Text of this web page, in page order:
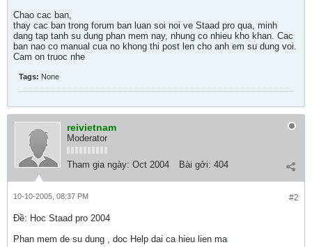
Chao cac ban,
thay cac ban trong forum ban luan soi noi ve Staad pro qua, minh
dang tap tanh su dung phan mem nay, nhung co nhieu kho khan. Cac
ban nao co manual cua no khong thi post len cho anh em su dung voi.
Cam on truoc nhe
Tags: None
reivietnam
Moderator
Tham gia ngày: Oct 2004 Bài gởi: 404
#2
10-10-2005, 08:37 PM
Ðề: Hoc Staad pro 2004
Phan mem de su dung , doc Help dai ca hieu lien ma